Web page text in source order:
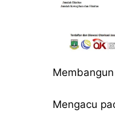
Mengacu